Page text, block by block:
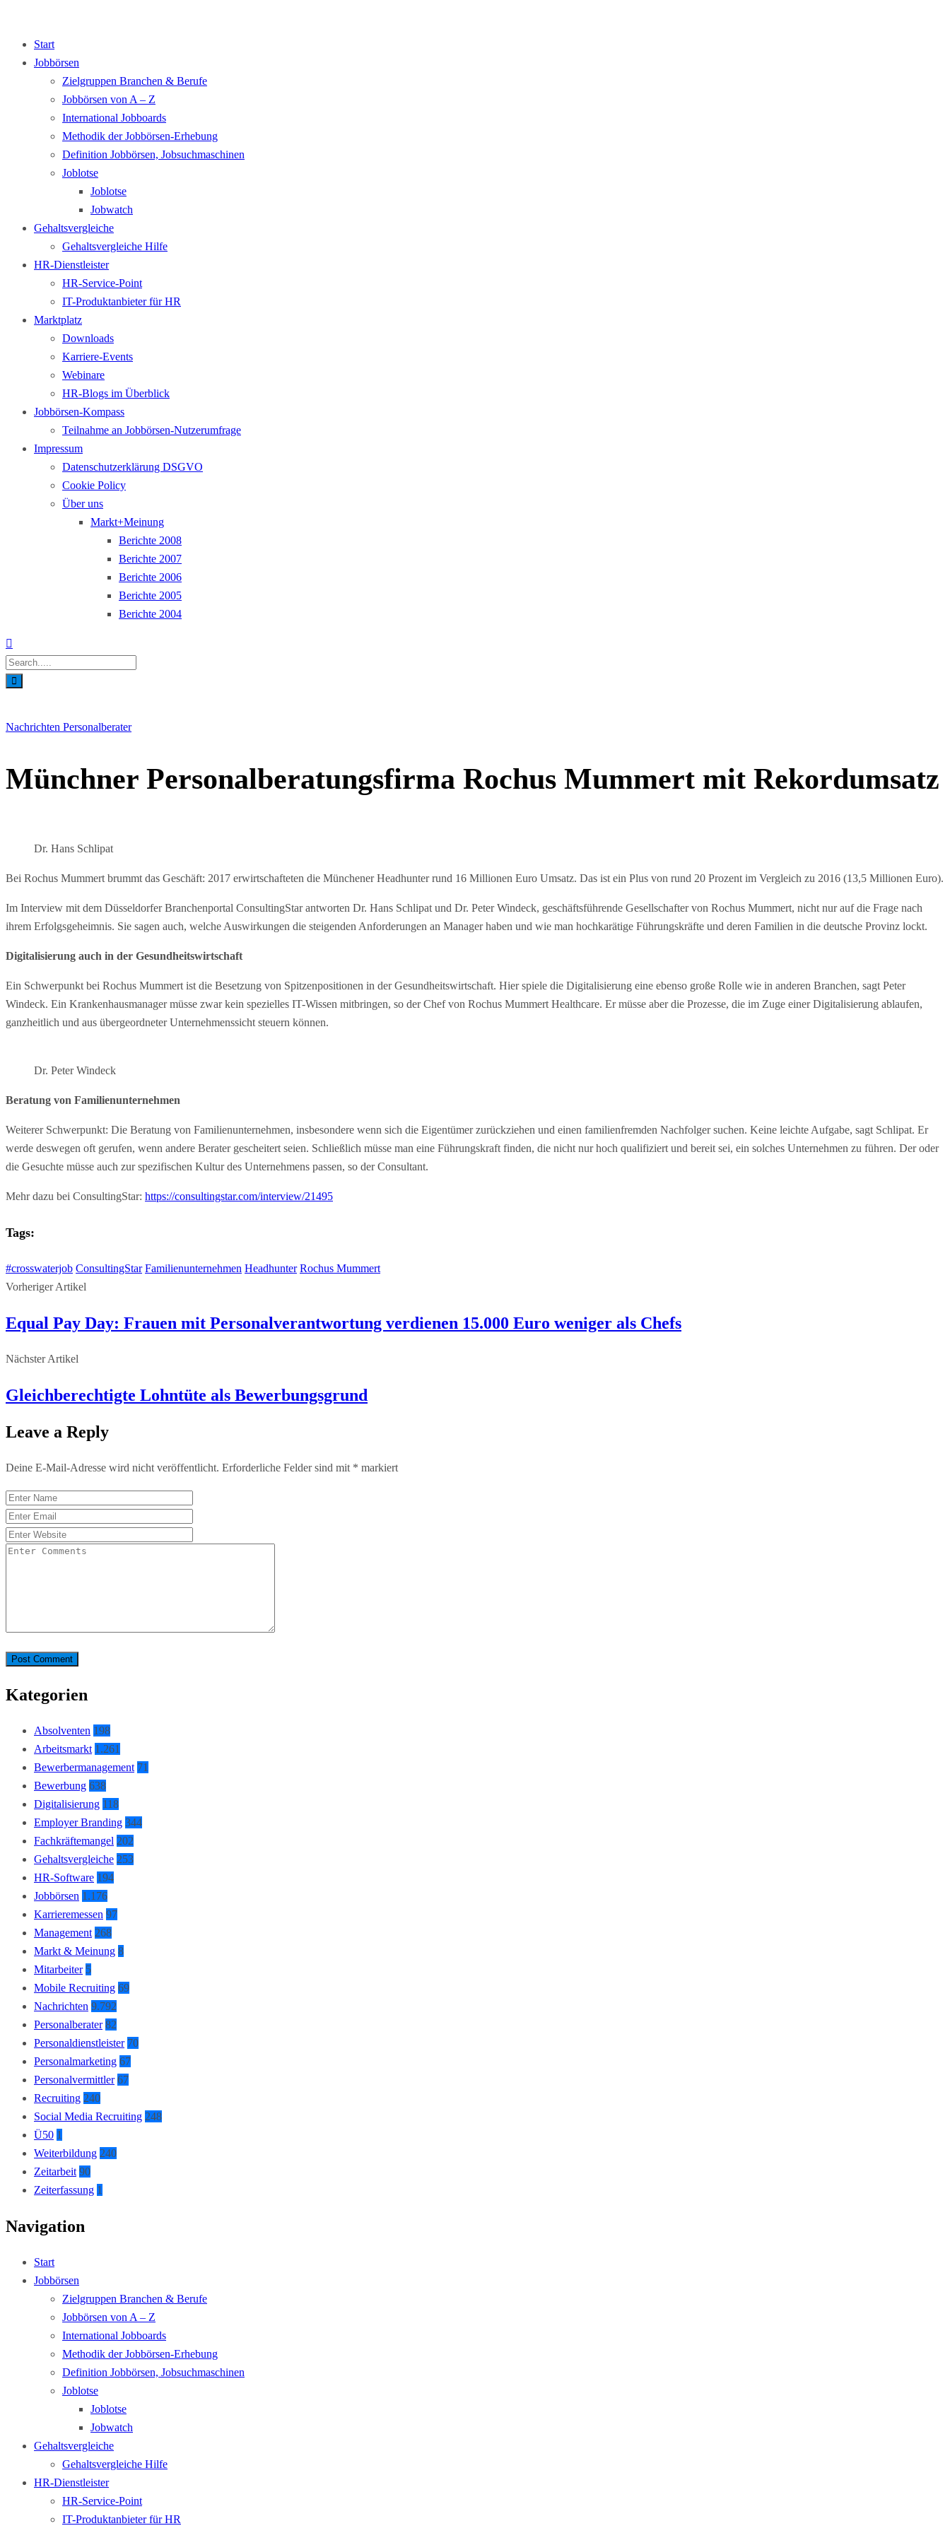
Start
Jobbörsen
Zielgruppen Branchen & Berufe
Jobbörsen von A – Z
International Jobboards
Methodik der Jobbörsen-Erhebung
Definition Jobbörsen, Jobsuchmaschinen
Joblotse
Joblotse
Jobwatch
Gehaltsvergleiche
Gehaltsvergleiche Hilfe
HR-Dienstleister
HR-Service-Point
IT-Produktanbieter für HR
Marktplatz
Downloads
Karriere-Events
Webinare
HR-Blogs im Überblick
Jobbörsen-Kompass
Teilnahme an Jobbörsen-Nutzerumfrage
Impressum
Datenschutzerklärung DSGVO
Cookie Policy
Über uns
Markt+Meinung
Berichte 2008
Berichte 2007
Berichte 2006
Berichte 2005
Berichte 2004
Nachrichten Personalberater
Münchner Personalberatungsfirma Rochus Mummert mit Rekordumsatz
Dr. Hans Schlipat
Bei Rochus Mummert brummt das Geschäft: 2017 erwirtschafteten die Münchener Headhunter rund 16 Millionen Euro Umsatz. Das ist ein Plus von rund 20 Prozent im Vergleich zu 2016 (13,5 Millionen Euro).
Im Interview mit dem Düsseldorfer Branchenportal ConsultingStar antworten Dr. Hans Schlipat und Dr. Peter Windeck, geschäftsführende Gesellschafter von Rochus Mummert, nicht nur auf die Frage nach
ihrem Erfolgsgeheimnis. Sie sagen auch, welche Auswirkungen die steigenden Anforderungen an Manager haben und wie man hochkarätige Führungskräfte und deren Familien in die deutsche Provinz lockt.
Digitalisierung auch in der Gesundheitswirtschaft
Ein Schwerpunkt bei Rochus Mummert ist die Besetzung von Spitzenpositionen in der Gesundheitswirtschaft. Hier spiele die Digitalisierung eine ebenso große Rolle wie in anderen Branchen, sagt Peter
Windeck. Ein Krankenhausmanager müsse zwar kein spezielles IT-Wissen mitbringen, so der Chef von Rochus Mummert Healthcare. Er müsse aber die Prozesse, die im Zuge einer Digitalisierung ablaufen,
ganzheitlich und aus übergeordneter Unternehmenssicht steuern können.
Dr. Peter Windeck
Beratung von Familienunternehmen
Weiterer Schwerpunkt: Die Beratung von Familienunternehmen, insbesondere wenn sich die Eigentümer zurückziehen und einen familienfremden Nachfolger suchen. Keine leichte Aufgabe, sagt Schlipat. Er
werde deswegen oft gerufen, wenn andere Berater gescheitert seien. Schließlich müsse man eine Führungskraft finden, die nicht nur hoch qualifiziert und bereit sei, ein solches Unternehmen zu führen. Der oder
die Gesuchte müsse auch zur spezifischen Kultur des Unternehmens passen, so der Consultant.
Mehr dazu bei ConsultingStar: https://consultingstar.com/interview/21495
Tags:
#crosswaterjob ConsultingStar Familienunternehmen Headhunter Rochus Mummert
Vorheriger Artikel
Equal Pay Day: Frauen mit Personalverantwortung verdienen 15.000 Euro weniger als Chefs
Nächster Artikel
Gleichberechtigte Lohntüte als Bewerbungsgrund
Leave a Reply
Deine E-Mail-Adresse wird nicht veröffentlicht. Erforderliche Felder sind mit * markiert
Kategorien
Absolventen 198
Arbeitsmarkt 1.261
Bewerbermanagement 71
Bewerbung 638
Digitalisierung 118
Employer Branding 344
Fachkräftemangel 202
Gehaltsvergleiche 253
HR-Software 194
Jobbörsen 1.176
Karrieremessen 97
Management 268
Markt & Meinung 8
Mitarbeiter 5
Mobile Recruiting 69
Nachrichten 9.792
Personalberater 82
Personaldienstleister 70
Personalmarketing 67
Personalvermittler 67
Recruiting 240
Social Media Recruiting 248
Ü50 1
Weiterbildung 240
Zeitarbeit 90
Zeiterfassung 1
Navigation
Start
Jobbörsen
Zielgruppen Branchen & Berufe
Jobbörsen von A – Z
International Jobboards
Methodik der Jobbörsen-Erhebung
Definition Jobbörsen, Jobsuchmaschinen
Joblotse
Joblotse
Jobwatch
Gehaltsvergleiche
Gehaltsvergleiche Hilfe
HR-Dienstleister
HR-Service-Point
IT-Produktanbieter für HR